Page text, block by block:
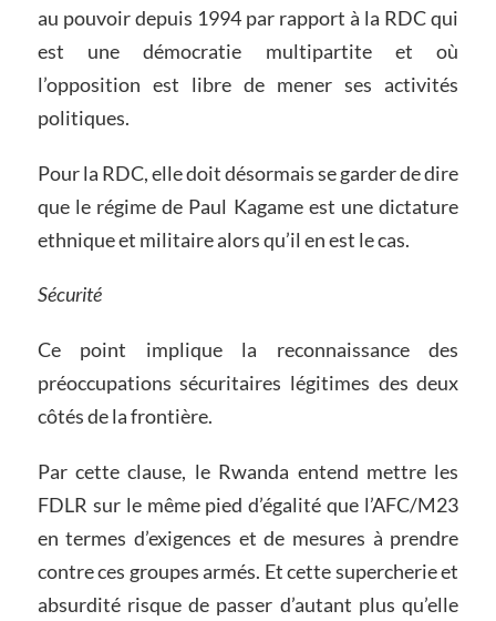
au pouvoir depuis 1994 par rapport à la RDC qui
est une démocratie multipartite et où
l’opposition est libre de mener ses activités
politiques.
Pour la RDC, elle doit désormais se garder de dire
que le régime de Paul Kagame est une dictature
ethnique et militaire alors qu’il en est le cas.
Sécurité
Ce point implique la reconnaissance des
préoccupations sécuritaires légitimes des deux
côtés de la frontière.
Par cette clause, le Rwanda entend mettre les
FDLR sur le même pied d’égalité que l’AFC/M23
en termes d’exigences et de mesures à prendre
contre ces groupes armés. Et cette supercherie et
absurdité risque de passer d’autant plus qu’elle